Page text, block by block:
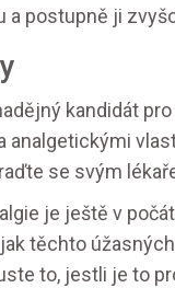
a postupně ji
kandidát
analgetickými
se svým
je ještě v
těchto
to, jestli je to